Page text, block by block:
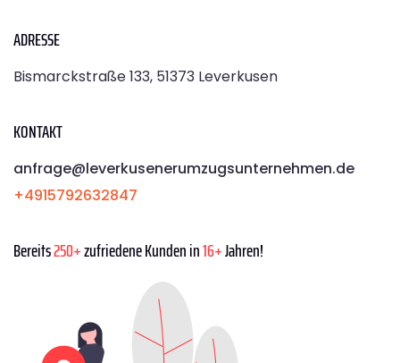
ADRESSE
Bismarckstraße 133, 51373 Leverkusen
KONTAKT
anfrage@leverkusenerumzugsunternehmen.de
+4915792632847
Bereits250+zufriedene Kunden in16+Jahren!